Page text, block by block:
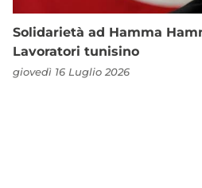
Solidarietà ad Hamma
Lavoratori tunisino
giovedì 16 Luglio 2026